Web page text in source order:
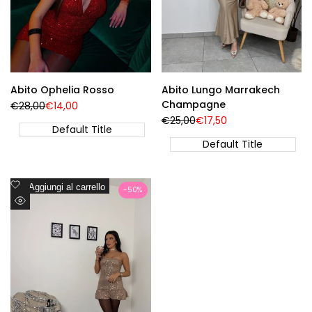
Abito Ophelia Rosso
Prezzo
Regolare
€28,00Prezzo
vendita
€14,00
Default Title
Abito Lungo Marrakech
Champagne
Prezzo
Regolare
€25,00Prezzo
vendita
€17,50
Default Title
-50%
Aggiungi al carrello
Aggiungi
alla